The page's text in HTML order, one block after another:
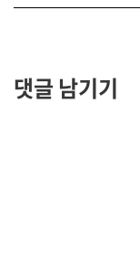
댓글 남기기